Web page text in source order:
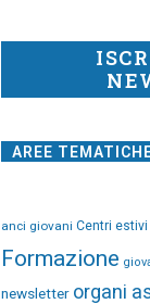
AREE
anci giovani Centri estivi
Formazione
newsletter organi